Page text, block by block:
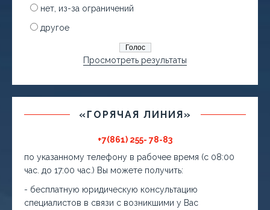
нет, из-за ограничений
другое
Просмотреть результаты
«ГОРЯЧАЯ ЛИНИЯ»
+7(861) 255- 78-83
по указанному телефону в рабочее время (с 08:00
час. до 17:00 час.) Вы можете получить:
- бесплатную юридическую консультацию
специалистов в связи с возникшими у Вас